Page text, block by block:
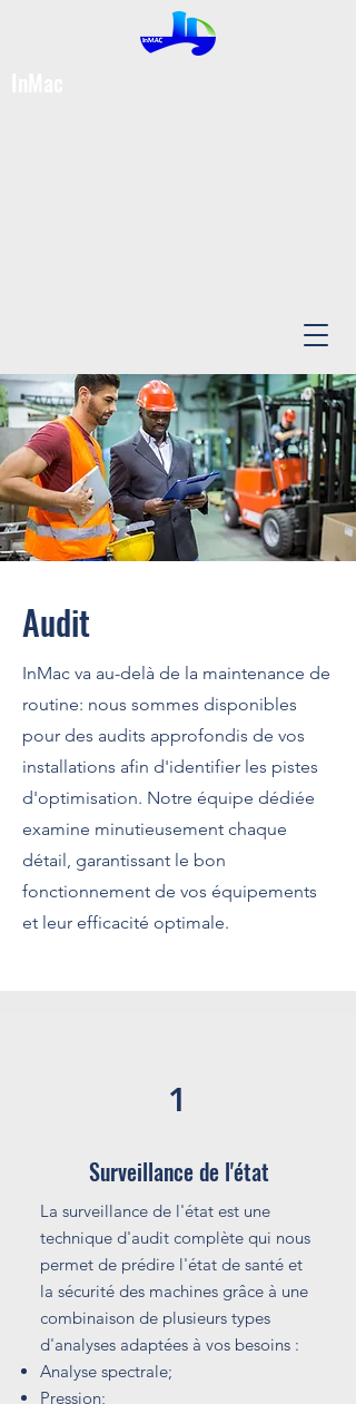
Audit
InMac va au-delà de la maintenance de
routine: nous sommes disponibles
pour des audits approfondis de vos
installations afin d'identifier les pistes
d'optimisation. Notre équipe dédiée
examine minutieusement chaque
détail, garantissant le bon
fonctionnement de vos équipements
et leur efficacité optimale.
1
Surveillance de l'état
La surveillance de l'état est une
technique d'audit complète qui nous
permet de prédire l'état de santé et
la sécurité des machines grâce à une
combinaison de plusieurs types
d'analyses adaptées à vos besoins :
Analyse spectrale;
Pression;